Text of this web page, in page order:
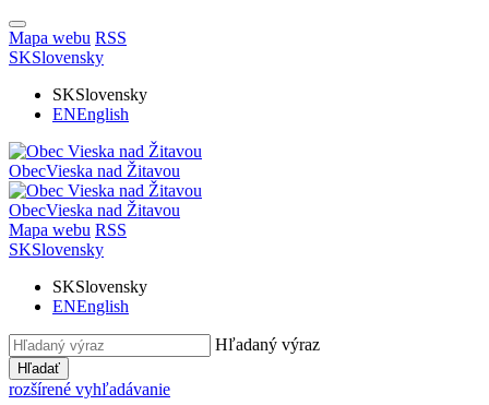
Mapa webu RSS
SKSlovensky
SKSlovensky
ENEnglish
ObecVieska nad Žitavou
ObecVieska nad Žitavou
Mapa webu RSS
SKSlovensky
SKSlovensky
ENEnglish
Hľadaný výraz
Hľadať
rozšírené vyhľadávanie